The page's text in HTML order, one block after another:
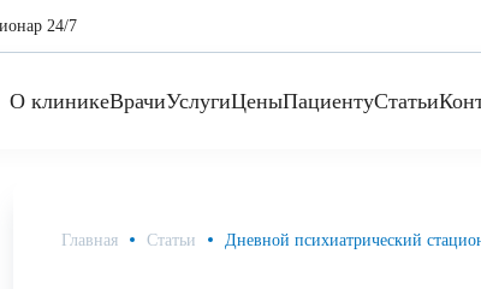
24/7
О клиникеВрачиУслугиЦеныПациентуСтатьи
Главная Статьи Дневной психиатрический